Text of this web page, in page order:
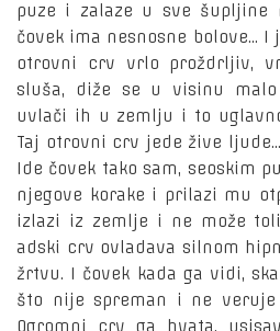
puze i zalaze u sve šupljine
čovek ima nesnosne bolove...
otrovni crv vrlo proždrljiv,
sluša, diže se u visinu
uvlači ih u zemlju i to
Taj otrovni crv jede žive
Ide čovek tako sam, seoskim
njegove korake i prilazi mu
izlazi iz zemlje i ne može
adski crv ovladava silnom
žrtvu. I čovek kada ga vidi,
što nije spreman i ne veruje
Ogromni crv ga hvata,